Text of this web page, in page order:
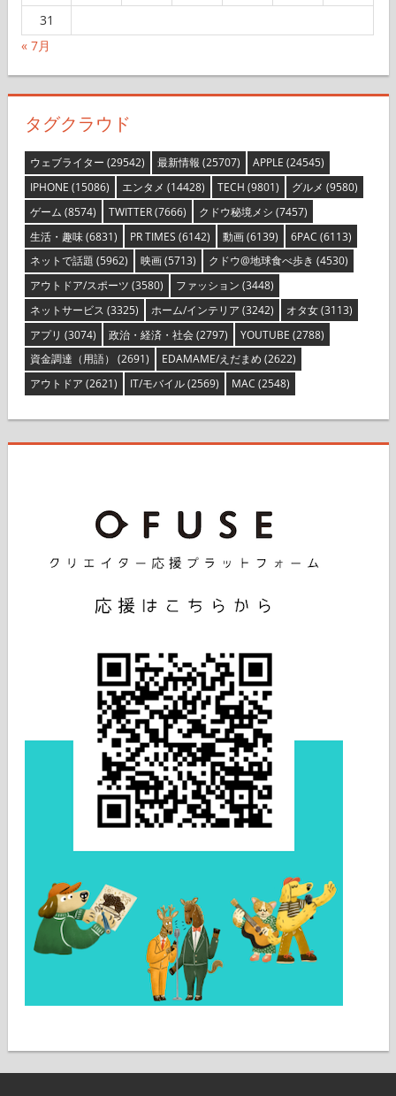
31
« 7月
タグクラウド
ウェブライター (29542) 最新情報 (25707) APPLE (24545)
IPHONE (15086) エンタメ (14428) TECH (9801) グルメ (9580)
ゲーム (8574) TWITTER(7666) クドウ秘境メシ (7457)
生活・趣味(6831) PR TIMES (6142) 動画(6139) 6PAC (6113)
ネットで話題 (5962) 映画(5713) クドウ@地球食べ歩き (4530)
アウトドア/スポーツ (3580) ファッション (3448)
ネットサービス (3325) ホーム/インテリア (3242) オタ女(3113)
アプリ (3074) 政治・経済・社会(2797) YOUTUBE (2788)
資金調達（用語） (2691) EDAMAME/えだまめ (2622)
アウトドア (2621) IT/モバイル(2569) MAC (2548)